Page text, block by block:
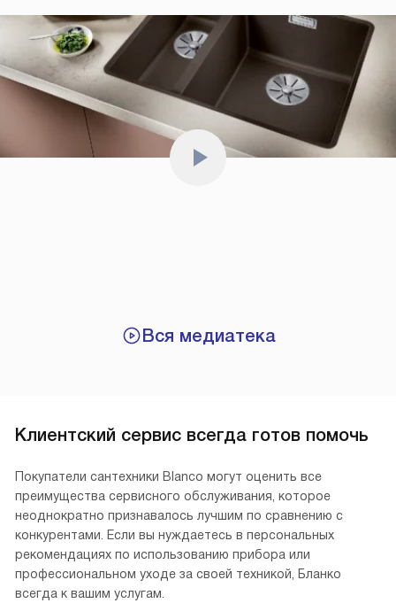
Вся медиатека
Клиентский сервис всегда готов помочь
Покупатели сантехники Blanco могут оценить все
преимущества сервисного обслуживания, которое
неоднократно признавалось лучшим по сравнению с
конкурентами. Если вы нуждаетесь в персональных
рекомендациях по использованию прибора или
профессиональном уходе за своей техникой, Бланко
всегда к вашим услугам.